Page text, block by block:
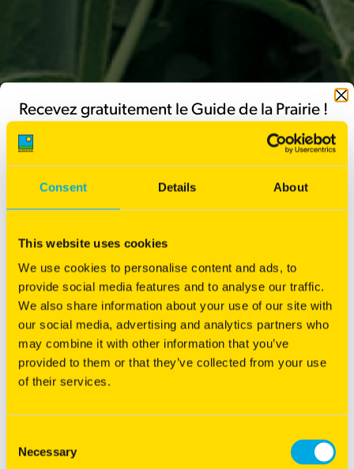
Consent Details About
This website uses cookies
We use cookies to personalise content and ads, to
provide social media features and to analyse our traffic.
We also share information about your use of our site with
our social media, advertising and analytics partners who
may combine it with other information that you’ve
provided to them or that they’ve collected from your use
of their services.
Selection
Necessary
Mélange prêt à l'emploi - Grandes
Cultures
entre 2 pailles)
Restitution rapide d'azote au sol
Vous êtes intéressé par ce produit ?
Fermer
Recevez gratuitement le Guide de la Prairie !